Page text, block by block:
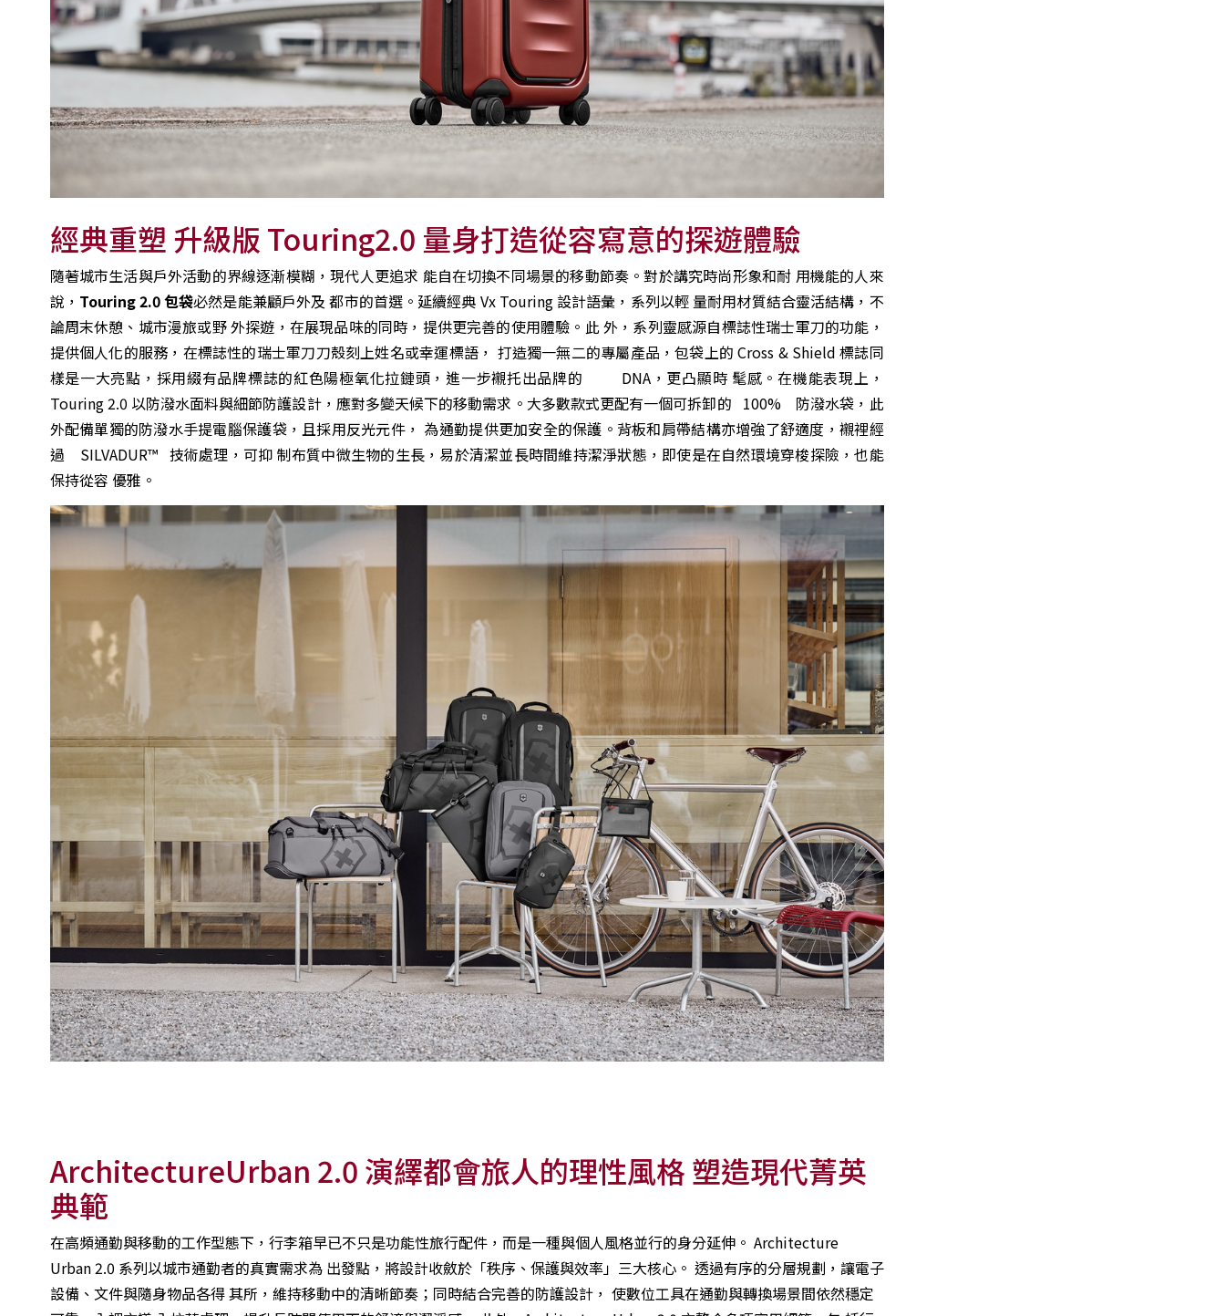
經典重塑 升級版 Touring2.0 量身打造從容寫意的探遊體驗
隨著城市生活與戶外活動的界線逐漸模糊，現代人更追求 能自在切換不同場景的移動節奏。對於講究時尚形象和耐 用機能的人來
說， Touring 2.0 包袋必然是能兼顧戶外及 都市的首選。延續經典 Vx Touring 設計語彙，系列以輕 量耐用材質結合靈活結構，不
論周末休憩、城市漫旅或野 外探遊，在展現品味的同時，提供更完善的使用體驗。此 外，系列靈感源自標誌性瑞士軍刀的功能，
提供個人化的服務，在標誌性的瑞士軍刀刀殼刻上姓名或幸運標語， 打造獨一無二的專屬產品，包袋上的 Cross & Shield 標誌同
樣是一大亮點，採用綴有品牌標誌的紅色陽極氧化拉鏈頭，進一步襯托出品牌的 DNA，更凸顯時 髦感。在機能表現上，
Touring 2.0 以防潑水面料與細節防護設計，應對多變天候下的移動需求。大多數款式更配有一個可拆卸的 100% 防潑水袋，此
外配備單獨的防潑水手提電腦保護袋，且採用反光元件， 為通勤提供更加安全的保護。背板和肩帶結構亦增強了舒適度，襯裡經
過 SILVADUR™ 技術處理，可抑 制布質中微生物的生長，易於清潔並長時間維持潔淨狀態，即使是在自然環境穿梭探險，也能
保持從容 優雅。
ArchitectureUrban 2.0 演繹都會旅人的理性風格 塑造現代菁英
典範
在高頻通勤與移動的工作型態下，行李箱早已不只是功能性旅行配件，而是一種與個人風格並行的身分延伸。 Architecture
Urban 2.0 系列以城市通勤者的真實需求為 出發點，將設計收斂於「秩序、保護與效率」三大核心。 透過有序的分層規劃，讓電子
設備、文件與隨身物品各得 其所，維持移動中的清晰節奏；同時結合完善的防護設計， 使數位工具在通勤與轉換場景間依然穩定